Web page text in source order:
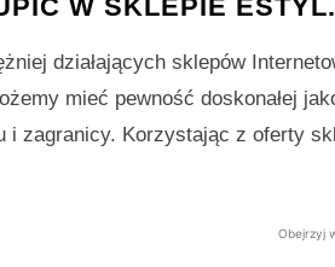
W SKLEPIE
działających sklepów
mieć pewność doskonałej
i zagranicy. Korzystając z oferty
Obejrzyj